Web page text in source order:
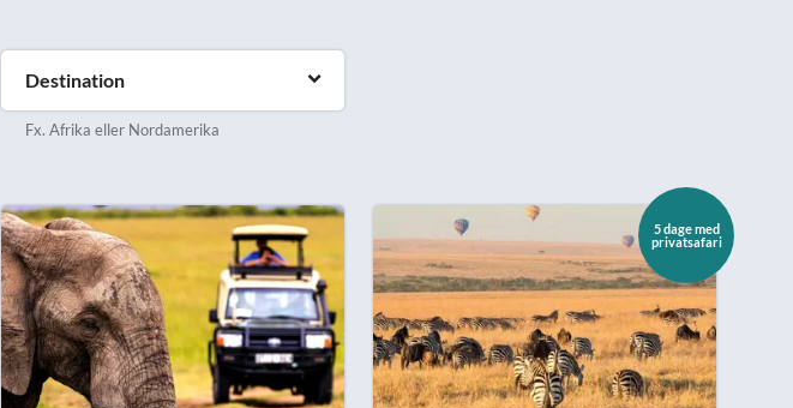
Destination
Fx. Afrika eller Nordamerika
5 dage med
privatsafari